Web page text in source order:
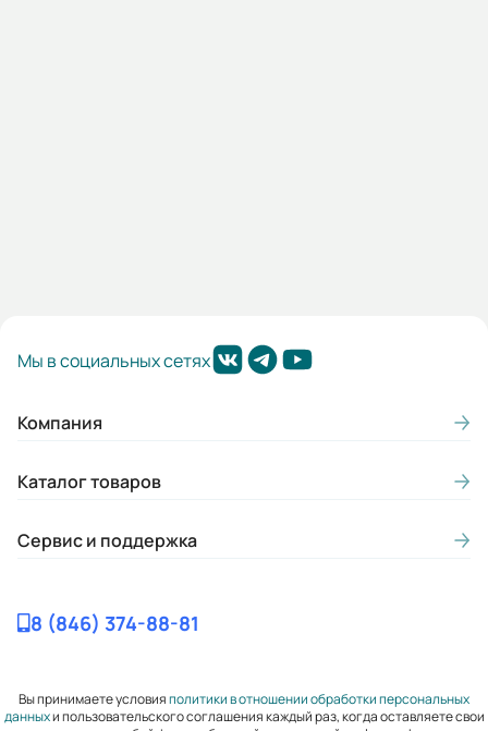
Мы в социальных сетях
Компания
Каталог товаров
Сервис и поддержка
8 (846) 374-88-81
Вы принимаете условияполитики в отношении обработки персональных
данныхи пользовательского соглашения каждый раз, когда оставляете свои